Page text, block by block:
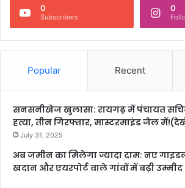
0
Subscribers
0
Popular Recent
सनसनीखेज खुलासा: रायगढ़ में पंचायत
हत्या, तीन गिरफ्तार, मास्टरमाइंड जेल
July 31, 2025
अब जमीन का मिलेगा ज्यादा दाम: नए
खदान और एयरपोर्ट वाले गांवों में बढ़ी उम्मीद